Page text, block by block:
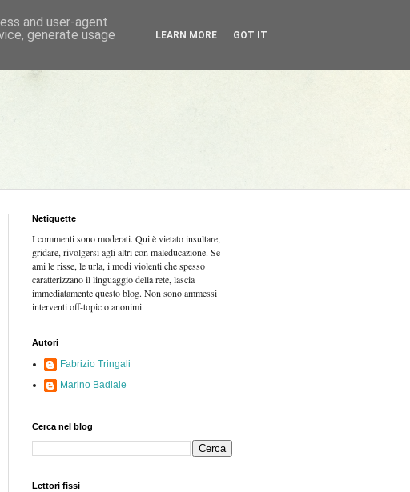
Netiquette
I commenti sono moderati. Qui è vietato insultare,
gridare, rivolgersi agli altri con maleducazione. Se
ami le risse, le urla, i modi violenti che spesso
caratterizzano il linguaggio della rete, lascia
immediatamente questo blog. Non sono ammessi
interventi off-topic o anonimi.
Autori
Fabrizio Tringali
Marino Badiale
Cerca nel blog
Lettori fissi
and user-agent
generate usage
LEARN MORE GOT IT